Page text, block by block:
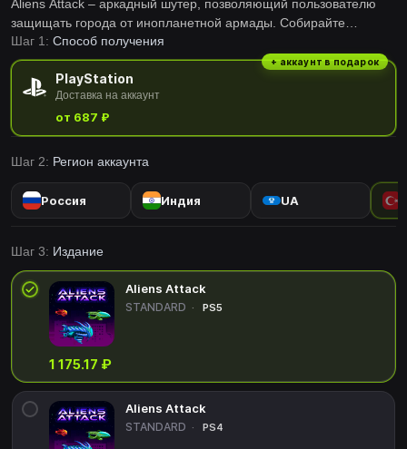
Aliens Attack – аркадный шутер, позволяющий пользователю
защищать города от инопланетной армады. Собирайте
мощное оружие, чтобы уничтожать корабли вторжения в небе.
Переживите нападение инопланетян и спасите мир!
Шаг 1: Способ получения
PlayStation
Доставка на аккаунт
от 687 ₽
+ аккаунт в подарок
Шаг 2: Регион аккаунта
Россия Индия UA
Шаг 3: Издание
Aliens Attack
STANDARD PS5
1 175.17 ₽
Aliens Attack
STANDARD PS4